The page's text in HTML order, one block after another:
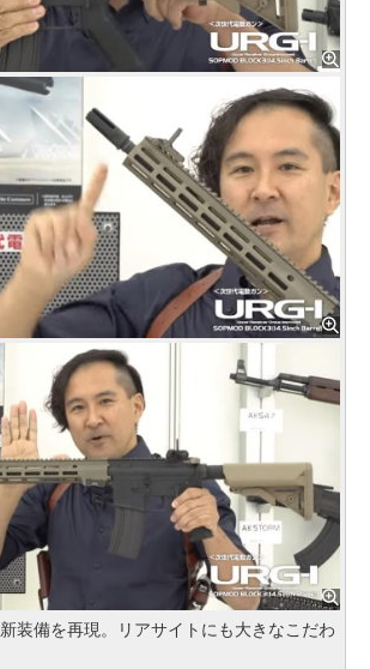
装備を再現。リアサイトにも大きなこだわ